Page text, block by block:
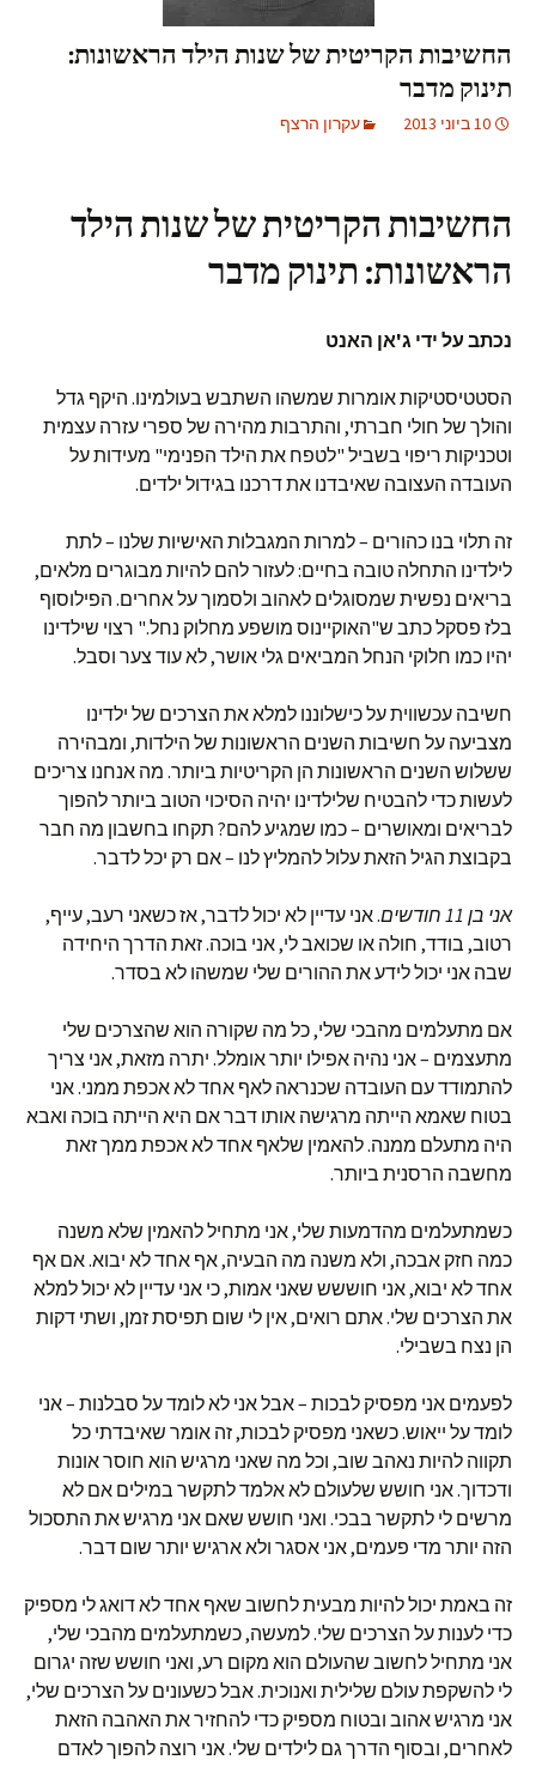
החשיבות הקריטית של שנות הילד הראשונות:
תינוק מדבר
10 ביוני 2013 עקרון הרצף
החשיבות הקריטית של שנות הילד
הראשונות: תינוק מדבר
נכתב על ידי ג'אן האנט
הסטטיסטיקות אומרות שמשהו השתבש בעולמינו. היקף גדל
והולך של חולי חברתי, והתרבות מהירה של ספרי עזרה עצמית
וטכניקות ריפוי בשביל "לטפח את הילד הפנימי" מעידות על
העובדה העצובה שאיבדנו את דרכנו בגידול ילדים.
זה תלוי בנו כהורים – למרות המגבלות האישיות שלנו – לתת
לילדינו התחלה טובה בחיים: לעזור להם להיות מבוגרים מלאים,
בריאים נפשית שמסוגלים לאהוב ולסמוך על אחרים. הפילוסוף
בלז פסקל כתב ש"האוקיינוס מושפע מחלוק נחל." רצוי שילדינו
יהיו כמו חלוקי הנחל המביאים גלי אושר, לא עוד צער וסבל.
חשיבה עכשווית על כישלוננו למלא את הצרכים של ילדינו
מצביעה על חשיבות השנים הראשונות של הילדות, ומבהירה
ששלוש השנים הראשונות הן הקריטיות ביותר. מה אנחנו צריכים
לעשות כדי להבטיח שלילדינו יהיה הסיכוי הטוב ביותר להפוך
לבריאים ומאושרים – כמו שמגיע להם? תקחו בחשבון מה חבר
בקבוצת הגיל הזאת עלול להמליץ לנו – אם רק יכל לדבר.
אני בן 11 חודשים
. אני עדיין לא יכול לדבר, אז כשאני רעב, עייף,
רטוב, בודד, חולה או שכואב לי, אני בוכה. זאת הדרך היחידה
שבה אני יכול לידע את ההורים שלי שמשהו לא בסדר.
אם מתעלמים מהבכי שלי, כל מה שקורה הוא שהצרכים שלי
מתעצמים – אני נהיה אפילו יותר אומלל. יתרה מזאת, אני צריך
להתמודד עם העובדה שכנראה לאף אחד לא אכפת ממני. אני
בטוח שאמא הייתה מרגישה אותו דבר אם היא הייתה בוכה ואבא
היה מתעלם ממנה. להאמין שלאף אחד לא אכפת ממך זאת
מחשבה הרסנית ביותר.
כשמתעלמים מהדמעות שלי, אני מתחיל להאמין שלא משנה
כמה חזק אבכה, ולא משנה מה הבעיה, אף אחד לא יבוא. אם אף
אחד לא יבוא, אני חוששש שאני אמות, כי אני עדיין לא יכול למלא
את הצרכים שלי. אתם רואים, אין לי שום תפיסת זמן, ושתי דקות
הן נצח בשבילי.
לפעמים אני מפסיק לבכות – אבל אני לא לומד על סבלנות – אני
לומד על ייאוש. כשאני מפסיק לבכות, זה אומר שאיבדתי כל
תקווה להיות נאהב שוב, וכל מה שאני מרגיש הוא חוסר אונות
ודכדוך. אני חושש שלעולם לא אלמד לתקשר במילים אם לא
מרשים לי לתקשר בבכי. ואני חושש שאם אני מרגיש את התסכול
הזה יותר מדי פעמים, אני אסגר ולא ארגיש יותר שום דבר.
זה באמת יכול להיות מבעית לחשוב שאף אחד לא דואג לי מספיק
כדי לענות על הצרכים שלי. למעשה, כשמתעלמים מהבכי שלי,
אני מתחיל לחשוב שהעולם הוא מקום רע, ואני חושש שזה יגרום
לי להשקפת עולם שלילית ואנוכית. אבל כשעונים על הצרכים שלי,
אני מרגיש אהוב ובטוח מספיק כדי להחזיר את האהבה הזאת
לאחרים, ובסוף הדרך גם לילדים שלי. אני רוצה להפוך לאדם